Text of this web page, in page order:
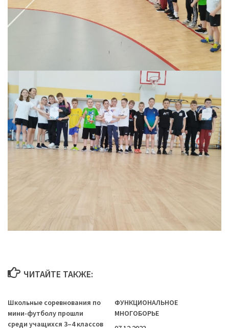
ЧИТАЙТЕ ТАКЖЕ:
Школьные соревнования по
мини-футболу прошли
среди учащихся 3–4 классов
ФУНКЦИОНАЛЬНОЕ
МНОГОБОРЬЕ